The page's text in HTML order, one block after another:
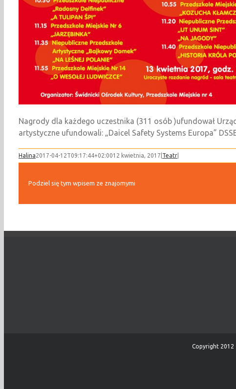
Nagrody dla każdego uczestnika (311 osób )ufundował
artystyczne ufundowali: „Daicel Safety Systems Europa”
Halina2017-04-12T09:17:44+02:0012 kwietnia, 2017 Teatr
Podziel się tym wpisem ze znajomymi
Copyright 2012